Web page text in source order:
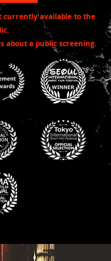
currently available to the
about a public screening.